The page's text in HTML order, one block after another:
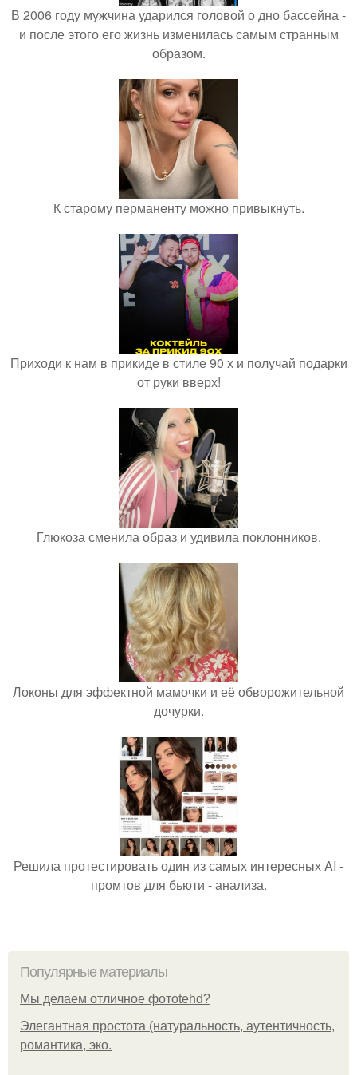
В 2006 году мужчина ударился головой о дно бассейна -
и после этого его жизнь изменилась самым странным
образом.
К старому перманенту можно привыкнуть.
Приходи к нам в прикиде в стиле 90 х и получай подарки
от руки вверх!
Глюкоза сменила образ и удивила поклонников.
Локоны для эффектной мамочки и её обворожительной
дочурки.
Решила протестировать один из самых интересных AI -
промтов для бьюти - анализа.
Популярные материалы
Мы делаем отличное фотоtehd?
Элегантная простота (натуральность, аутентичность,
романтика, эко.